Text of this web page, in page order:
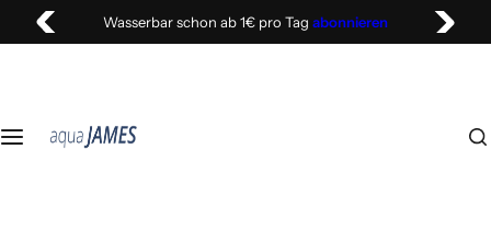
Wasserbar schon ab 1€ pro Tag abonnieren
u
h